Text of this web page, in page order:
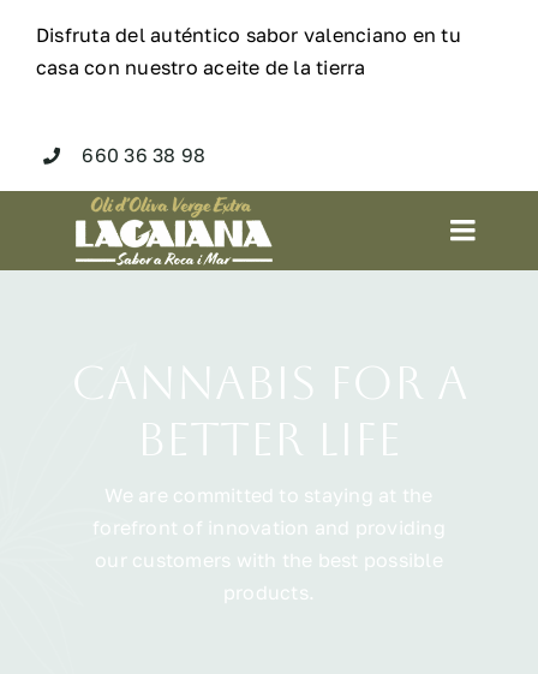
contenido
Disfruta del auténtico sabor valenciano en tu
casa con nuestro aceite de la tierra
660 36 38 98
NosotrosCannabis for a
better life
We are committed to staying at the
forefront of innovation and providing
our customers with the best possible
products.